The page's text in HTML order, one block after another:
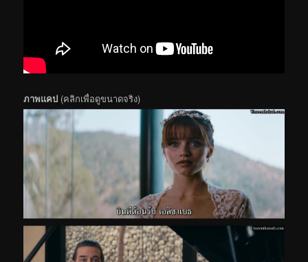
ภาพแคป (คลิกเพื่อดูขนาดจริง)